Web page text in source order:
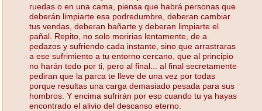
ruedas o en una cama, piensa que habrá personas que
deberán limpiarte esa podredumbre, deberan cambiar
tus vendas, deberan bañarte y deberan limpiarte el
pañal. Repito, no solo moririas lentamente, de a
pedazos y sufriendo cada instante, sino que arrastraras
a ese sufrimiento a tu entorno cercano, que al principio
no harán todo por ti, pero al final... al final secretamente
pediran que la parca te lleve de una vez por todas
porque resultas una carga demasiado pesada para sus
hombros. Y encima sufrirán por eso cuando tu ya hayas
encontrado el alivio del descanso eterno.